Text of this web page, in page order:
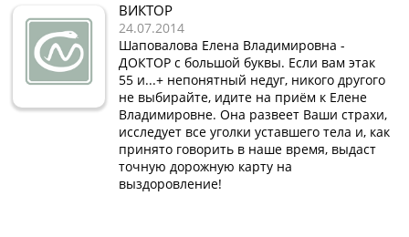
ВИКТОР
24.07.2014
Шаповалова Елена Владимировна -
ДОКТОР с большой буквы. Если вам этак
55 и...+ непонятный недуг, никого другого
не выбирайте, идите на приём к Елене
Владимировне. Она развеет Ваши страхи,
исследует все уголки уставшего тела и, как
принято говорить в наше время, выдаст
точную дорожную карту на
выздоровление!